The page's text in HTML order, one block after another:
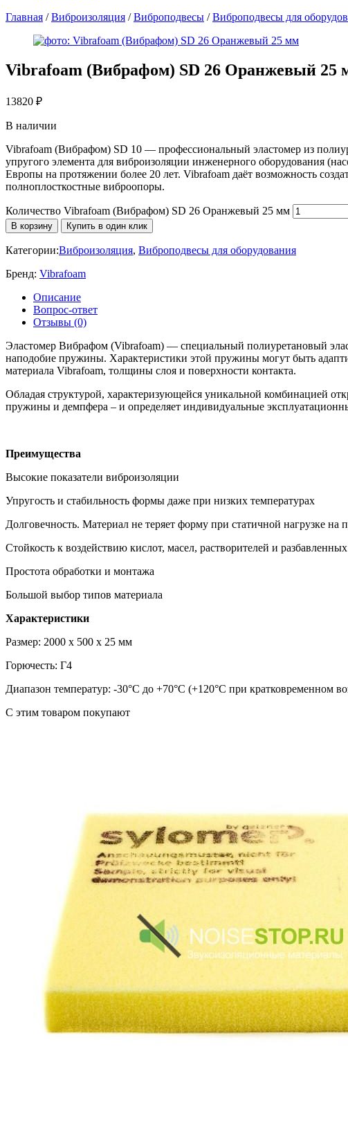
Главная /Виброизоляция /Виброподвесы /Виброподвесы для
Vibrafoam (Вибрафом) SD 26 Оранжевый 25
13820 ₽
В наличии
Vibrafoam (Вибрафом) SD 10 — профессиональный эластомер из
упругого элемента для виброизоляции инженерного оборудования
Европы на протяжении более 20 лет. Vibrafoam даёт возможность
полноплосткостные виброопоры.
Количество Vibrafoam (Вибрафом) SD 26 Оранжевый 25 мм
В корзину Купить в один клик
Категории:Виброизоляция, Виброподвесы для оборудования
Бренд: Vibrafoam
Описание
Вопрос-ответ
Отзывы (0)
Эластомер Вибрафом (Vibrafoam) — специальный полиуретановый
наподобие пружины. Характеристики этой пружины могут быть
материала Vibrafoam, толщины слоя и поверхности контакта.
Обладая структурой, характеризующейся уникальной комбинацией
пружины и демпфера – и определяет индивидуальные
Преимущества
Высокие показатели виброизоляции
Упругость и стабильность формы даже при низких температурах
Долговечность. Материал не теряет форму при статичной нагрузке на
Стойкость к воздействию кислот, масел, растворителей и
Простота обработки и монтажа
Большой выбор типов материала
Характеристики
Размер: 2000 х 500 х 25 мм
Горючесть: Г4
Диапазон температур: -30°С до +70°С (+120°С при кратковременном
C этим товаром покупают